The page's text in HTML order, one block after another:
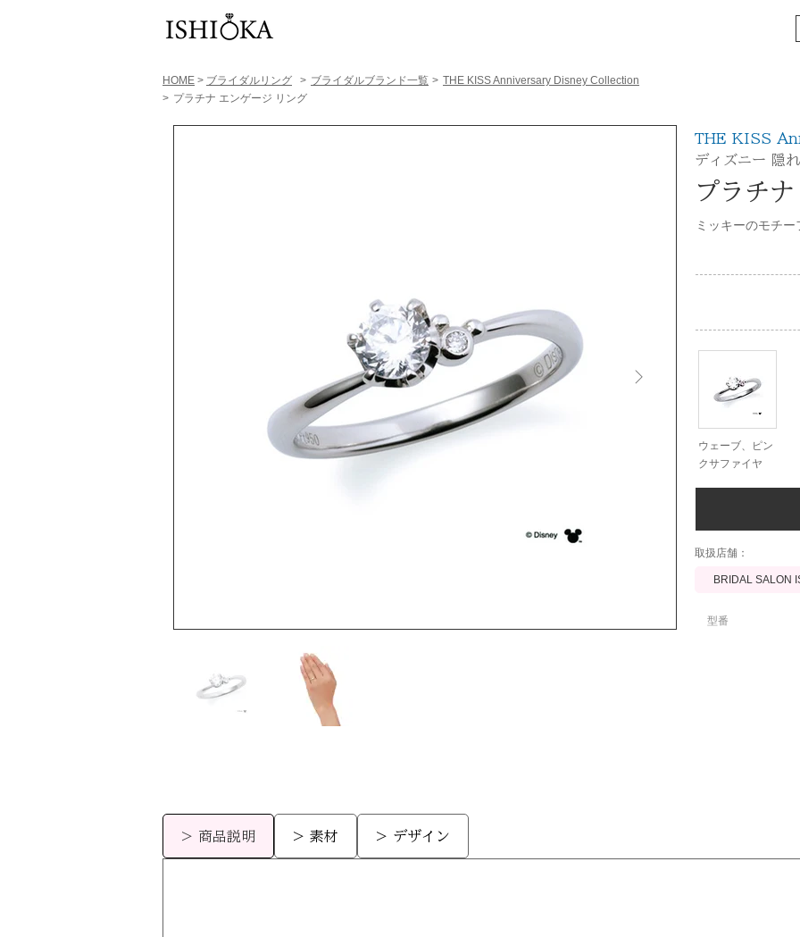
HOME > ブライダルリング > ​ブライダルブランド一覧 > THE KISS Anniversary Disney Collection
> プラチナ エンゲージ リング
THE KISS
ディズニー 隠
プラチ
ミッキーのモチ
ウェーブ、ピン
クサファイヤ
​取扱店舗：
BRIDAL SALON
型番
> 商品説明 > 素材 > デザイン